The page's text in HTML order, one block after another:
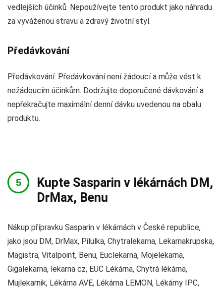
vedlejších účinků. Nepoužívejte tento produkt jako náhradu
za vyváženou stravu a zdravý životní styl.
Předávkování
Předávkování: Předávkování není žádoucí a může vést k
nežádoucím účinkům. Dodržujte doporučené dávkování a
nepřekračujte maximální denní dávku uvedenou na obalu
produktu.
Kupte Sasparin v lékárnách DM,
DrMax, Benu
Nákup přípravku Sasparin v lékárnách v České republice,
jako jsou DM, DrMax, Pilulka, Chytralekarna, Lekarnakrupska,
Magistra, Vitalpoint, Benu, Euclekarna, Mojelekarna,
Gigalekarna, lekarna cz, EUC Lékárna, Chytrá lékárna,
Mujlekarnik, Lékárna AVE, Lékárna LEMON, Lékárny IPC,